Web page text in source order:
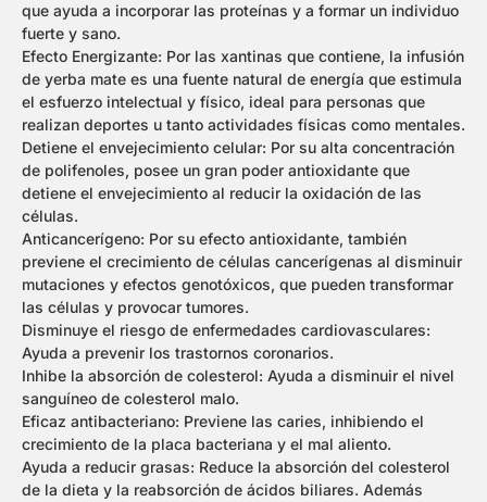
que ayuda a incorporar las proteínas y a formar un individuo
fuerte y sano.
Efecto Energizante: Por las xantinas que contiene, la infusión
de yerba mate es una fuente natural de energía que estimula
el esfuerzo intelectual y físico, ideal para personas que
realizan deportes u tanto actividades físicas como mentales.
Detiene el envejecimiento celular: Por su alta concentración
de polifenoles, posee un gran poder antioxidante que
detiene el envejecimiento al reducir la oxidación de las
células.
Anticancerígeno: Por su efecto antioxidante, también
previene el crecimiento de células cancerígenas al disminuir
mutaciones y efectos genotóxicos, que pueden transformar
las células y provocar tumores.
Disminuye el riesgo de enfermedades cardiovasculares:
Ayuda a prevenir los trastornos coronarios.
Inhibe la absorción de colesterol: Ayuda a disminuir el nivel
sanguíneo de colesterol malo.
Eficaz antibacteriano: Previene las caries, inhibiendo el
crecimiento de la placa bacteriana y el mal aliento.
Ayuda a reducir grasas: Reduce la absorción del colesterol
de la dieta y la reabsorción de ácidos biliares. Además